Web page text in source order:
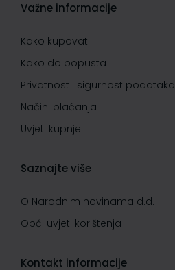
Važne informacije
Kako kupovati
Kako do popusta
Privatnost i sigurnost podataka
Načini plaćanja
Uvjeti kupnje
Saznajte više
O Narodnim novinama d.d.
Opći uvjeti korištenja
Kontakt informacije